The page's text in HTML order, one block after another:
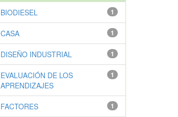
1
BIODIESEL
1
CASA
1
DISEÑO INDUSTRIAL
1
EVALUACIÓN DE LOS
APRENDIZAJES
1
FACTORES